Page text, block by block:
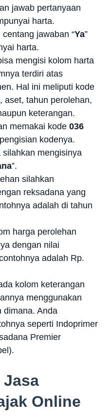
jawab pertanyaan
harta.
jawaban “Ya”
harta.
mengisi kolom harta
terdiri atas
Hal ini meliputi kode
aset, tahun perolehan,
keterangan.
memakai kode 036
kodenya.
mengisinya
”.
silahkan
reksadana yang
adalah di tahun
harga perolehan
dengan nilai
adalah Rp.
kolom keterangan
menggunakan
dimana. Anda
seperti Indoprimer
Premier
Online